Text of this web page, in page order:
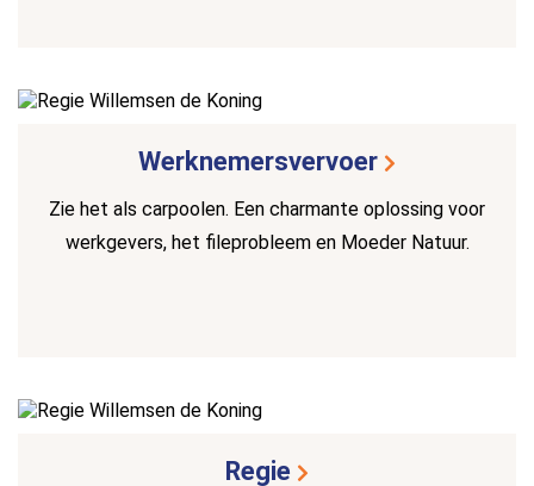
Werknemersvervoer
Zie het als carpoolen. Een charmante oplossing voor
werkgevers, het fileprobleem en Moeder Natuur.
Regie